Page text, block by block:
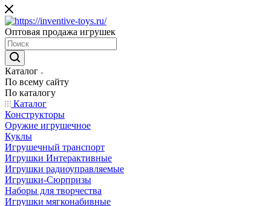
Оптовая продажа игрушек
Каталог
По всему сайту
По каталогу
Каталог
Конструкторы
Оружие игрушечное
Куклы
Игрушечный транспорт
Игрушки Интерактивные
Игрушки радиоуправляемые
Игрушки-Сюрпризы
Наборы для творчества
Игрушки мягконабивные